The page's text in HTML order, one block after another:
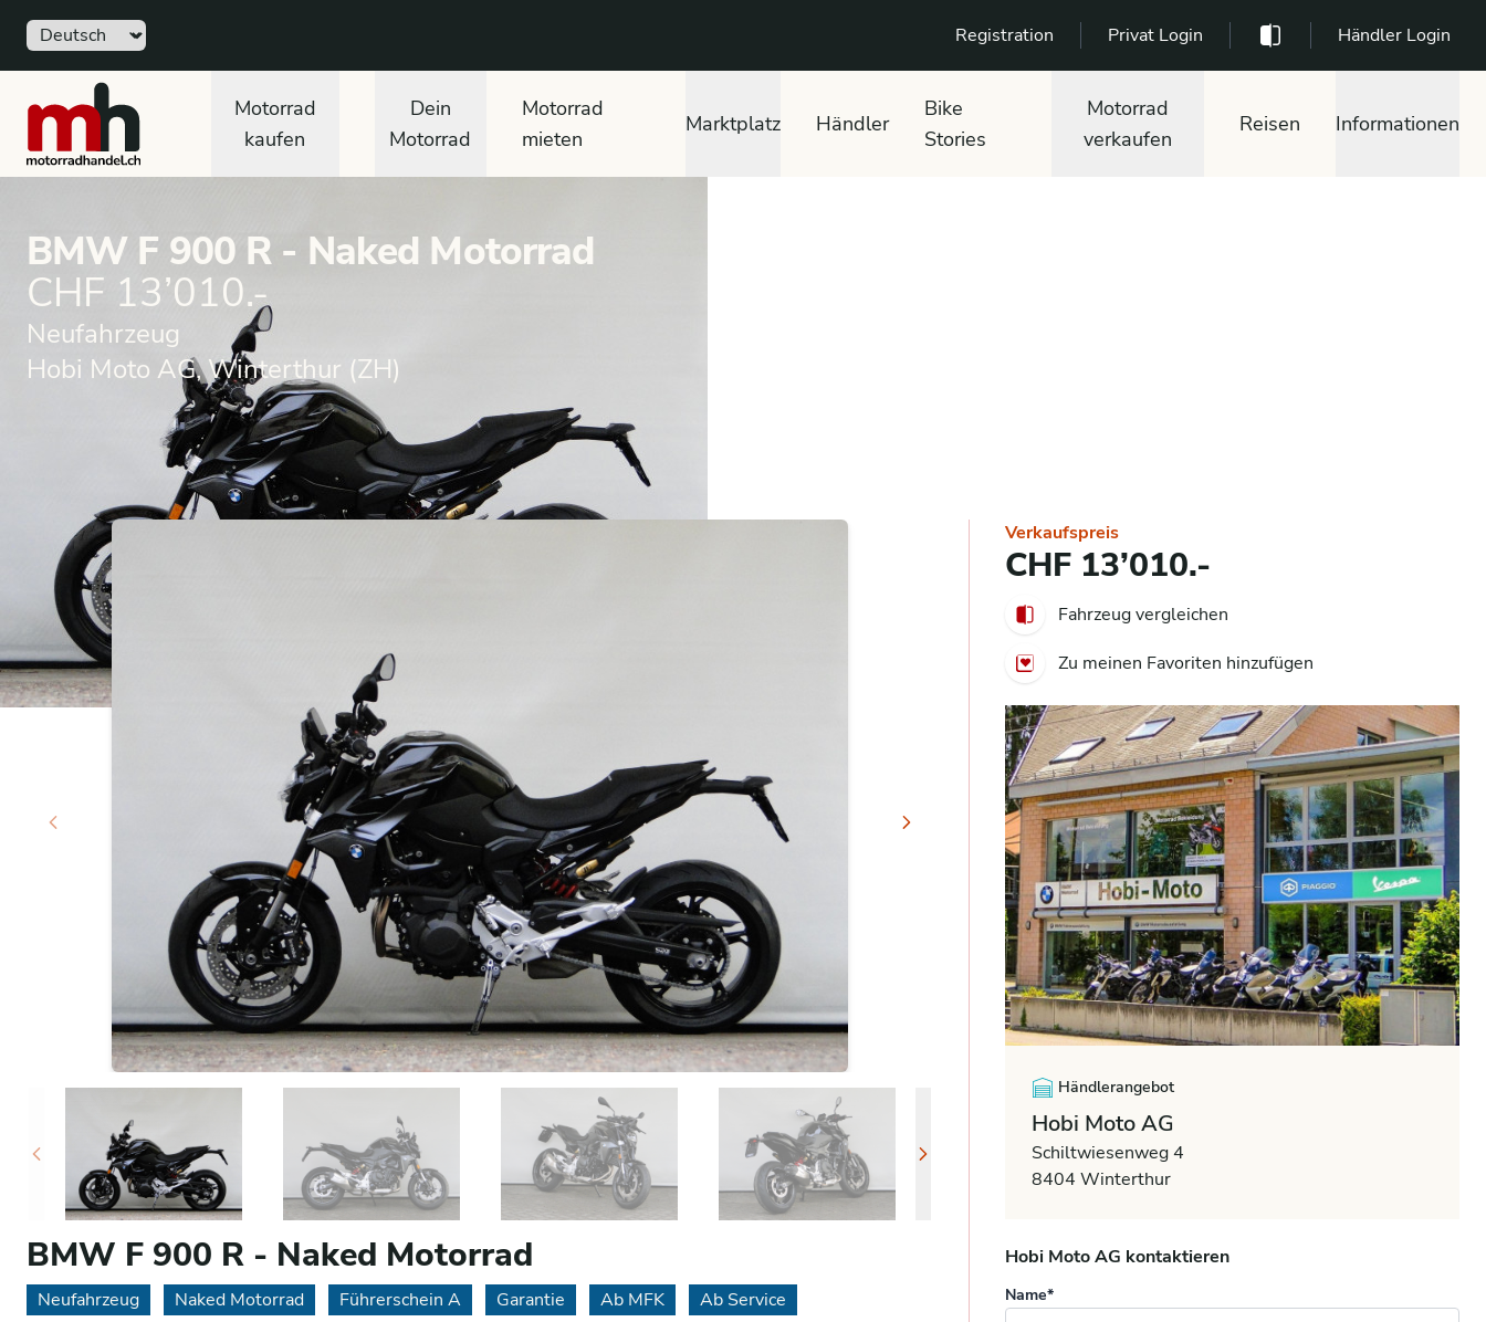
Sprache Registration Privat Login Händler Login
motorradhandel.ch
Motorrad
kaufen
Dein
Motorrad
Motorrad
mieten
Marktplatz Händler
Bike
Stories
Motorrad
verkaufen
Reisen Informationen
BMW F 900 R - Naked Motorrad
CHF 13’010.-
Neufahrzeug
Hobi Moto AG, Winterthur (ZH)
Neufahrzeug Naked Motorrad BMW
BMW F 900 R - Naked Motorrad
Neufahrzeug Naked Motorrad Führerschein A Garantie Ab MFK
Ab Service
Verkaufspreis
CHF 13’010.-
Fahrzeug vergleichen
Zu meinen Favoriten hinzufügen
Händlerangebot
Hobi Moto AG
Schiltwiesenweg 4
8404 Winterthur
Hobi Moto AG kontaktieren
Name*